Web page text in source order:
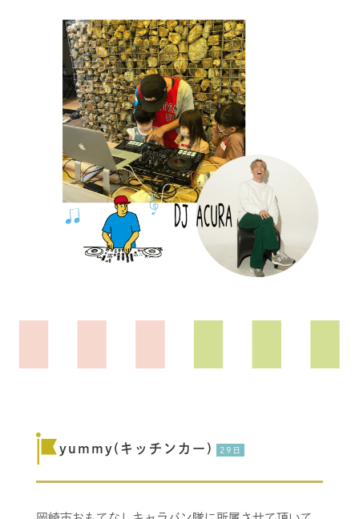
yummy(キッチンカー) 29日